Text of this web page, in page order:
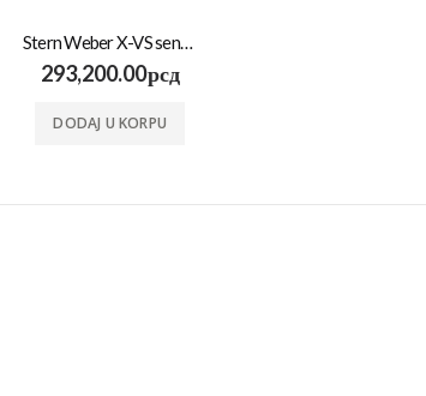
Stern Weber X-VS senzor
293,200.00рсд
DODAJ U KORPU